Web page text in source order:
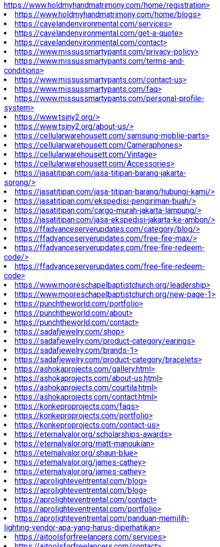
https://www.holdmyhandmatrimony.com/home/registration>
https://www.holdmyhandmatrimony.com/home/blogs>
https://cavelandenvironmental.com/services>
https://cavelandenvironmental.com/get-a-quote>
https://cavelandenvironmental.com/contact>
https://www.missussmartypants.com/privacy-policy>
https://www.missussmartypants.com/terms-and-
conditions>
https://www.missussmartypants.com/contact-us>
https://www.missussmartypants.com/faq>
https://www.missussmartypants.com/personal-profile-
system>
https://www.tsiny2.org/>
https://www.tsiny2.org/about-us/>
https://cellularwarehousett.com/samsung-moblie-parts>
https://cellularwarehousett.com/Cameraphones>
https://cellularwarehousett.com/Vintage>
https://cellularwarehousett.com/Accessories>
https://jasatitipan.com/jasa-titipan-barang-jakarta-
sorong/>
https://jasatitipan.com/jasa-titipan-barang/hubungi-kami/>
https://jasatitipan.com/ekspedisi-pengiriman-buah/>
https://jasatitipan.com/cargo-murah-jakarta-lampung/>
https://jasatitipan.com/jasa-ekspedisi-jakarta-ke-ambon/>
https://ffadvanceserverupdates.com/category/blog/>
https://ffadvanceserverupdates.com/free-fire-max/>
https://ffadvanceserverupdates.com/free-fire-redeem-
code/>
https://ffadvanceserverupdates.com/free-fire-redeem-
code>
https://www.mooreschapelbaptistchurch.org/leadership>
https://www.mooreschapelbaptistchurch.org/new-page-1>
https://punchtheworld.com/portfolio>
https://punchtheworld.com/about>
https://punchtheworld.com/contact>
https://sadafjewelry.com/shop>
https://sadafjewelry.com/product-category/earings>
https://sadafjewelry.com/brands-1>
https://sadafjewelry.com/product-category/bracelets>
https://ashokaprojects.com/gallery.html>
https://ashokaprojects.com/about-us.html>
https://ashokaprojects.com/courtila.html>
https://ashokaprojects.com/contact.html>
https://konkeproprojects.com/faqs>
https://konkeproprojects.com/portfolio>
https://konkeproprojects.com/contact-us>
https://eternalvalor.org/scholarships-awards>
https://eternalvalor.org/matt-manoukian>
https://eternalvalor.org/shaun-blue>
https://eternalvalor.org/james-cathey>
https://eternalvalor.org/james-cathey>
https://aprolighteventrental.com/blog>
https://aprolighteventrental.com/blog>
https://aprolighteventrental.com/contact>
https://aprolighteventrental.com/portfolio>
https://aprolighteventrental.com/panduan-memilih-
lighting-vendor-apa-yang-harus-diperhatikan>
https://aitoolsforfreelancers.com/services>